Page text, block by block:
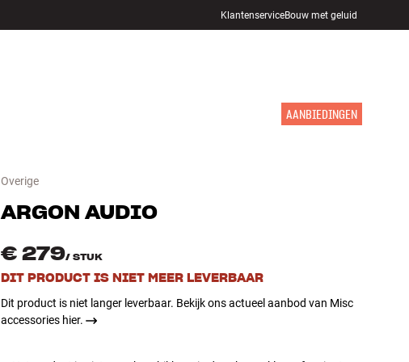
KlantenserviceBouw met geluid
AANBIEDINGEN
Overige
ARGON AUDIO
€ 279/ STUK
DIT PRODUCT IS NIET MEER LEVERBAAR
Dit product is niet langer leverbaar. Bekijk ons actueel aanbod van Misc
accessories hier.